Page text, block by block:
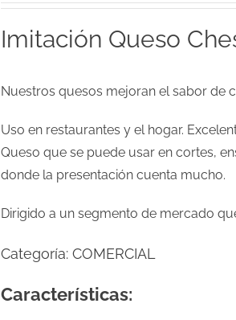
Imitación Queso
Nuestros quesos mejoran el sabor de
Uso en restaurantes y el hogar.
Queso que se puede usar en cortes,
donde la presentación cuenta mucho.
Dirigido a un segmento de mercado
Categoría: COMERCIAL
Características: